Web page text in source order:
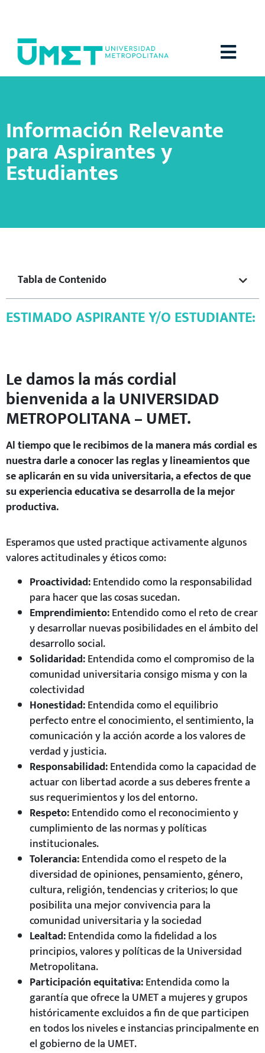
Información Relevante
para Aspirantes y
Estudiantes
Tabla de Contenido
ESTIMADO ASPIRANTE Y/O ESTUDIANTE:
Le damos la más cordial
bienvenida a la UNIVERSIDAD
METROPOLITANA – UMET.
Al tiempo que le recibimos de la manera más cordial es
nuestra darle a conocer las reglas y lineamientos que
se aplicarán en su vida universitaria, a efectos de que
su experiencia educativa se desarrolla de la mejor
productiva.
Esperamos que usted practique activamente algunos
valores actitudinales y éticos como:
Proactividad:Entendido como la responsabilidad
para hacer que las cosas sucedan.
Emprendimiento:Entendido como el reto de crear
y desarrollar nuevas posibilidades en el ámbito del
desarrollo social.
Solidaridad:Entendida como el compromiso de la
comunidad universitaria consigo misma y con la
colectividad
Honestidad:Entendida como el equilibrio
perfecto entre el conocimiento, el sentimiento, la
comunicación y la acción acorde a los valores de
verdad y justicia.
Responsabilidad:Entendida como la capacidad de
actuar con libertad acorde a sus deberes frente a
sus requerimientos y los del entorno.
Respeto:Entendido como el reconocimiento y
cumplimiento de las normas y políticas
institucionales.
Tolerancia:Entendida como el respeto de la
diversidad de opiniones, pensamiento, género,
cultura, religión, tendencias y criterios; lo que
posibilita una mejor convivencia para la
comunidad universitaria y la sociedad
Lealtad:Entendida como la fidelidad a los
principios, valores y políticas de la Universidad
Metropolitana.
Participación equitativa:Entendida como la
garantía que ofrece la UMET a mujeres y grupos
históricamente excluidos a fin de que participen
en todos los niveles e instancias principalmente en
el gobierno de la UMET.